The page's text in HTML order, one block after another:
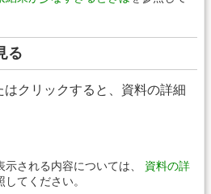
る
クリックすると、資料の詳細
示される内容については、 資料の詳
してください。